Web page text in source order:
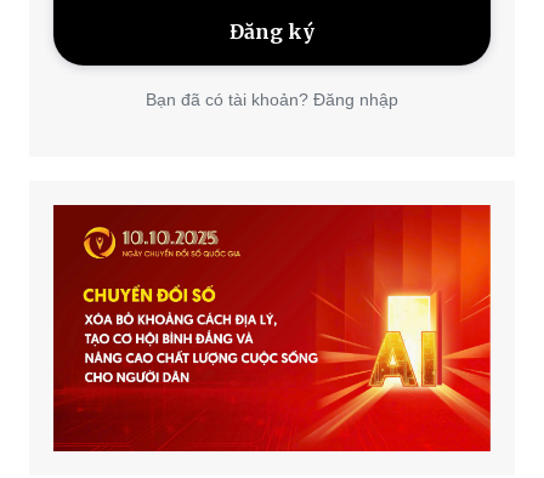
Bạn đã có tài khoản? Đăng nhập